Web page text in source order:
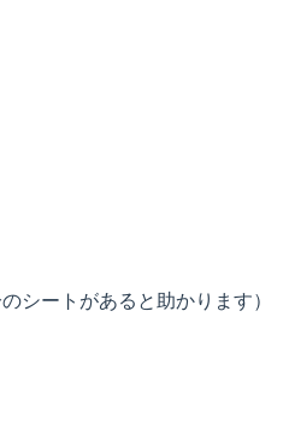
シートがあると助かります）